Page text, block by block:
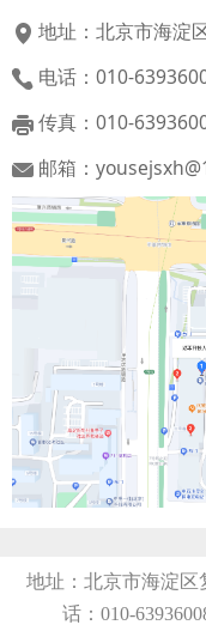
地址：北京市海淀
电话：010-
传真：010-
邮箱：
地址：北京市海淀
话：010-